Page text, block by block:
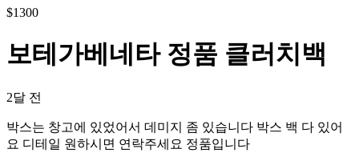
$1300
보테가베네타 정품 클러치백
2달 전
박스는 창고에 있었어서 데미지 좀 있습니다 박스 백 다 있어
요 디테일 원하시면 연락주세요 정품입니다